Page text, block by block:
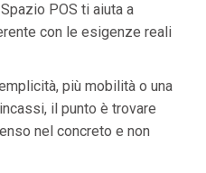
POS ti aiuta a
con le esigenze reali
più mobilità o una
il punto è trovare
nel concreto e non